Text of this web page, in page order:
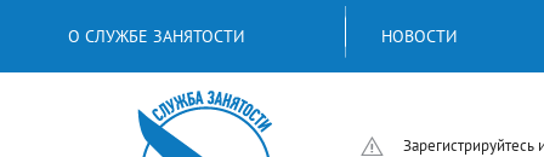
О СЛУЖБЕ ЗАНЯТОСТИ НОВОСТИ